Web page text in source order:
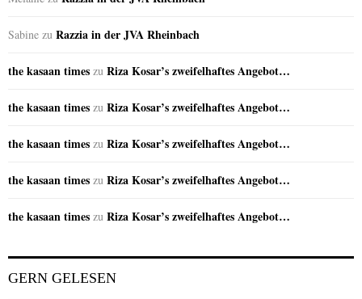
Sabine zu Razzia in der JVA Rheinbach
the kasaan times zu Riza Kosar’s zweifelhaftes Angebot…
the kasaan times zu Riza Kosar’s zweifelhaftes Angebot…
the kasaan times zu Riza Kosar’s zweifelhaftes Angebot…
the kasaan times zu Riza Kosar’s zweifelhaftes Angebot…
the kasaan times zu Riza Kosar’s zweifelhaftes Angebot…
GERN GELESEN